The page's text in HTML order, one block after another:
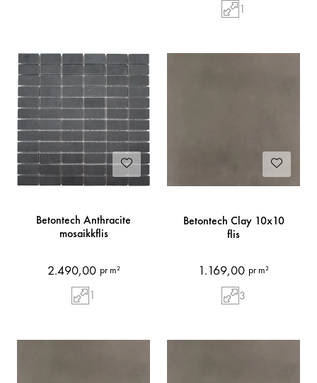
1
Betontech Anthracite
mosaikkflis
2.490,00 pr m²
1
Betontech Clay 10x10
flis
1.169,00 pr m²
3